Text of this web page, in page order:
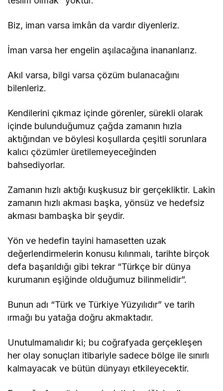
Biz, iman varsa imkân da vardır diyenleriz.
İman varsa her engelin aşılacağına inananlarız.
Akıl varsa, bilgi varsa çözüm bulanacağını
bilenleriz.
Kendilerini çıkmaz içinde görenler, sürekli olarak
içinde bulunduğumuz çağda zamanın hızla
aktığından ve böylesi koşullarda çeşitli sorunlara
kalıcı çözümler üretilemeyeceğinden
bahsediyorlar.
Zamanın hızlı aktığı kuşkusuz bir gerçekliktir. Lakin
zamanın hızlı akması başka, yönsüz ve hedefsiz
akması bambaşka bir şeydir.
Yön ve hedefin tayini hamasetten uzak
değerlendirmelerin konusu kılınmalı, tarihte birçok
defa başarıldığı gibi tekrar “Türkçe bir dünya
kurumanın eşiğinde olduğumuz bilinmelidir”.
Bunun adı “Türk ve Türkiye Yüzyılıdır” ve tarih
ırmağı bu yatağa doğru akmaktadır.
Unutulmamalıdır ki; bu coğrafyada gerçekleşen
her olay sonuçları itibariyle sadece bölge ile sınırlı
kalmayacak ve bütün dünyayı etkileyecektir.